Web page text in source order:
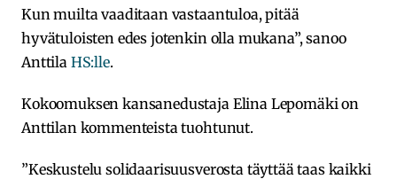
Kun muilta vaaditaan vastaantuloa, pitää
hyvätuloisten edes jotenkin olla mukana”, sanoo
Anttila HS:lle.
Kokoomuksen kansanedustaja Elina Lepomäki on
Anttilan kommenteista tuohtunut.
”Keskustelu solidaarisuusverosta täyttää taas kaikki